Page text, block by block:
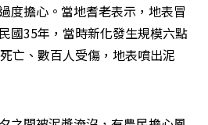
度擔心。當地耆老表示，地表冒
國35年，當時新化發生規模六點
亡、數百人受傷，地表噴出泥